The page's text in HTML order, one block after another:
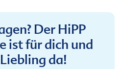
Der HiPP
ist für dich und
da!